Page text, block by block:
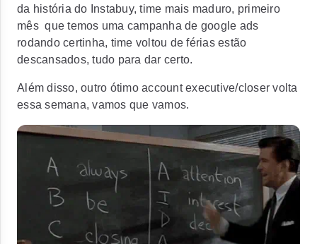
da história do Instabuy, time mais maduro, primeiro
mês que temos uma campanha de google ads
rodando certinha, time voltou de férias estão
descansados, tudo para dar certo.
Além disso, outro ótimo account executive/closer volta
essa semana, vamos que vamos.